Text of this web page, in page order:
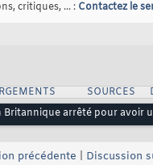
critiques, ... : Contactez le
SOURCES
Britannique arrêté pour avoir
précédente Discussion